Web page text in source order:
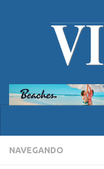
NAVEGANDO